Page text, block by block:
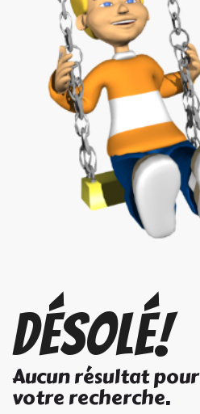
Désolé!
Aucun résultat pour
votre recherche.